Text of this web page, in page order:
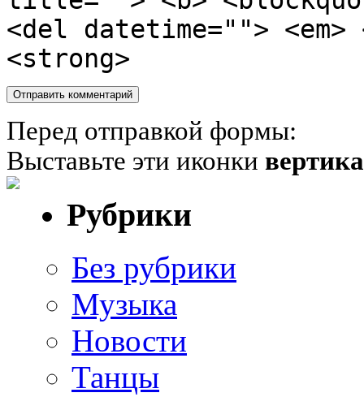
<del datetime="">
<strong>
Перед отправкой формы:
Выставьте эти иконки
Рубрики
Без рубрики
Музыка
Новости
Танцы